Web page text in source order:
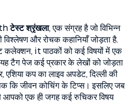
टेस्ट श्रृंखला,एक संग्रह है जो विभिन्न
विश्लेषण और रोचक कहानियाँ जोड़ता है.
कलेक्शन, itपाठकों को कई विषयों में एक
यह टैग पेज कई प्रकार के लेखों को जोड़ता
एशिया कप का लाइव अपडेट, दिल्ली की
कि जीवन कोचिंग के टिप्स। इसलिए जब
एक ही जगह कई रुचिकर विषय